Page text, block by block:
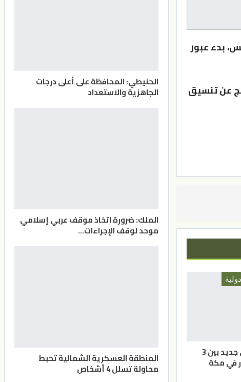
بدء عبور
عن تنسيق
حلف عسكري جديد بين 3
في مكة
الحنيطي: المحافظة على أعلى درجات
الجاهزية والاستعداد
الملك: ضرورة اتخاذ موقف عربي إسلامي
موحد لوقف الإجراءات…
المنطقة العسكرية الشمالية تحبط
محاولة تسلل 4 أشخاص